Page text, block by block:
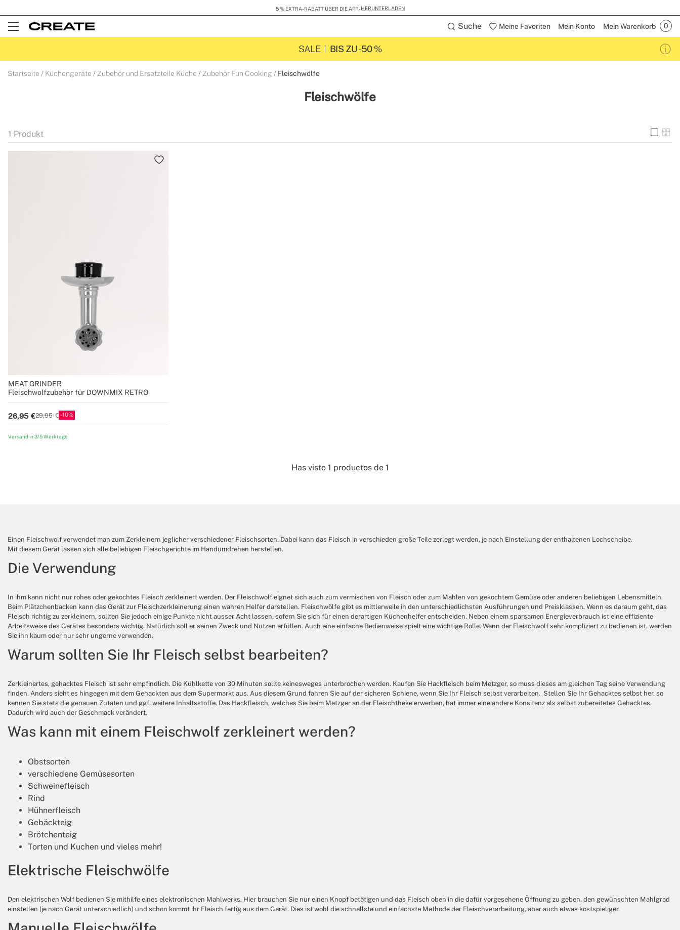
5 % EXTRA-RABATT ÜBER DIE APP -HERUNTERLADEN
Open
Suche Meine Favoriten Mein Konto Mein Warenkorb
SALE BIS ZU -50 %
Startseite Küchengeräte Zubehör und Ersatzteile Küche Zubehör Fun Cooking Fleischwölfe
Fleischwölfe
1 Produkt
MEAT GRINDER
Fleischwolfzubehör für DOWNMIX RETRO
26,95 29,95 10
Versand in 3/5 Werktage
Has visto 1 productos de 1
Einen Fleischwolf verwendet man zum Zerkleinern jeglicher verschiedener Fleischsorten. Dabei kann das Fleisch in verschieden große Teile zerlegt werden, je nach Einstellung der enthaltenen Lochscheibe.
Mit diesem Gerät lassen sich alle beliebigen Fleischgerichte im Handumdrehen herstellen.
Die Verwendung
In ihm kann nicht nur rohes oder gekochtes Fleisch zerkleinert werden. Der Fleischwolf eignet sich auch zum vermischen von Fleisch oder zum Mahlen von gekochtem Gemüse oder anderen beliebigen Lebensmitteln.
Beim Plätzchenbacken kann das Gerät zur Fleischzerkleinerung einen wahren Helfer darstellen. Fleischwölfe gibt es mittlerweile in den unterschiedlichsten Ausführungen und Preisklassen. Wenn es daraum geht, das
Fleisch richtig zu zerkleinern, sollten Sie jedoch einige Punkte nicht ausser Acht lassen, sofern Sie sich für einen derartigen Küchenhelfer entscheiden. Neben einem sparsamen Energieverbrauch ist eine effiziente
Arbeitsweise des Gerätes besonders wichtig. Natürlich soll er seinen Zweck und Nutzen erfüllen. Auch eine einfache Bedienweise spielt eine wichtige Rolle. Wenn der Fleischwolf sehr kompliziert zu bedienen ist, werden
Sie ihn kaum oder nur sehr ungerne verwenden.
Warum sollten Sie Ihr Fleisch selbst bearbeiten?
Zerkleinertes, gehacktes Fleisch ist sehr empfindlich. Die Kühlkette von 30 Minuten sollte keinesweges unterbrochen werden. Kaufen Sie Hackfleisch beim Metzger, so muss dieses am gleichen Tag seine Verwendung
finden. Anders sieht es hingegen mit dem Gehackten aus dem Supermarkt aus. Aus diesem Grund fahren Sie auf der sicheren Schiene, wenn Sie Ihr Fleisch selbst verarbeiten. Stellen Sie Ihr Gehacktes selbst her, so
kennen Sie stets die genauen Zutaten und ggf. weitere Inhaltsstoffe. Das Hackfleisch, welches Sie beim Metzger an der Fleischtheke erwerben, hat immer eine andere Konsitenz als selbst zubereitetes Gehacktes.
Dadurch wird auch der Geschmack verändert.
Was kann mit einem Fleischwolf zerkleinert werden?
Obstsorten
verschiedene Gemüsesorten
Schweinefleisch
Rind
Hühnerfleisch
Gebäckteig
Brötchenteig
Torten und Kuchen und vieles mehr!
Elektrische Fleischwölfe
Den elektrischen Wolf bedienen Sie mithilfe eines elektronischen Mahlwerks. Hier brauchen Sie nur einen Knopf betätigen und das Fleisch oben in die dafür vorgesehene Öffnung zu geben, den gewünschten Mahlgrad
einstellen (je nach Gerät unterschiedlich) und schon kommt ihr Fleisch fertig aus dem Gerät. Dies ist wohl die schnellste und einfachste Methode der Fleischverarbeitung, aber auch etwas kostspieliger.